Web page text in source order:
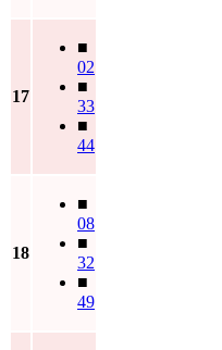
17
■
02
■
33
■
44
18
■
08
■
32
■
49